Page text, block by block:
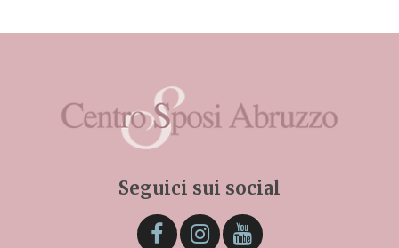
Seguici sui social